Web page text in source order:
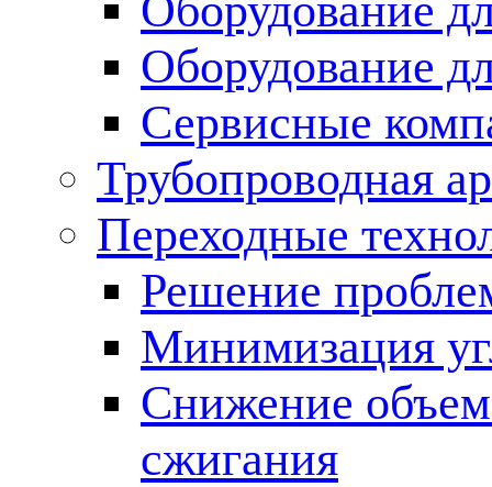
Оборудование
Сервисные
Трубопроводная
Переходные
Решение
Минимизация
Снижение
сжигания